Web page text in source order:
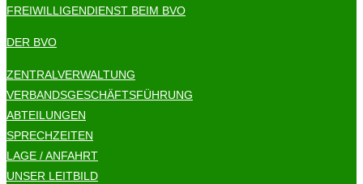
FREIWILLIGENDIENST BEIM BVO
DER BVO
ZENTRALVERWALTUNG
VERBANDSGESCHÄFTSFÜHRUNG
ABTEILUNGEN
SPRECHZEITEN
LAGE / ANFAHRT
UNSER LEITBILD